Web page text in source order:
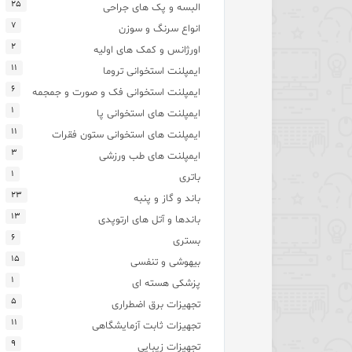
البسه و پک های جراحی ۲۵
انواع سرنگ و سوزن ۷
اورژانس و کمک های اولیه ۲
ایمپلنت استخوانی تروما ۱۱
ایمپلنت استخوانی فک و صورت و جمجمه ۶
ایمپلنت های استخوانی پا ۱
ایمپلنت های استخوانی ستون فقرات ۱۱
ایمپلنت های طب ورزشی ۳
باتری ۱
باند و گاز و پنبه ۲۳
باندها و آتل های ارتوپدی ۱۳
بستری ۶
بیهوشی و تنفسی ۱۵
پزشکی هسته ای ۱
تجهیزات برق اضطراری ۵
تجهیزات ثابت آزمایشگاهی ۱۱
تجهیزات زیبایی ۹